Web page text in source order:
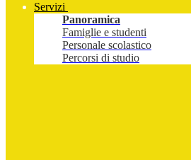
Servizi
Panoramica
Famiglie e studenti
Personale scolastico
Percorsi di studio